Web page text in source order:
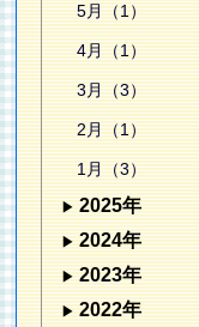
5月（1）
4月（1）
3月（3）
2月（1）
1月（3）
2025年
2024年
2023年
2022年